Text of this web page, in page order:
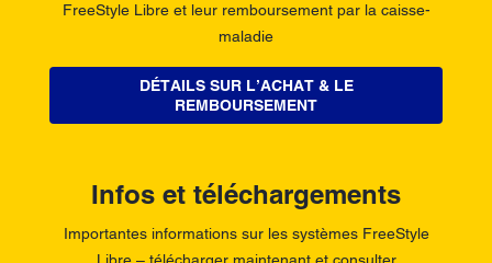
FreeStyle Libre et leur remboursement par la caisse-
maladie
DÉTAILS SUR L’ACHAT & LE
REMBOURSEMENT
Infos et téléchargements
Importantes informations sur les systèmes FreeStyle